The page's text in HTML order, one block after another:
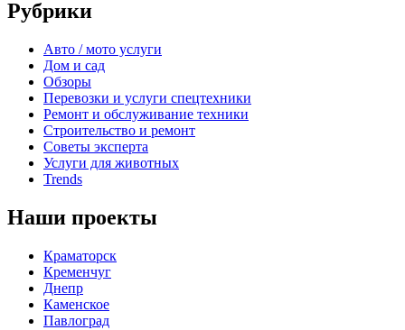
Рубрики
Авто / мото услуги
Дом и сад
Обзоры
Перевозки и услуги спецтехники
Ремонт и обслуживание техники
Строительство и ремонт
Советы эксперта
Услуги для животных
Trends
Наши проекты
Краматорск
Кременчуг
Днепр
Каменское
Павлоград